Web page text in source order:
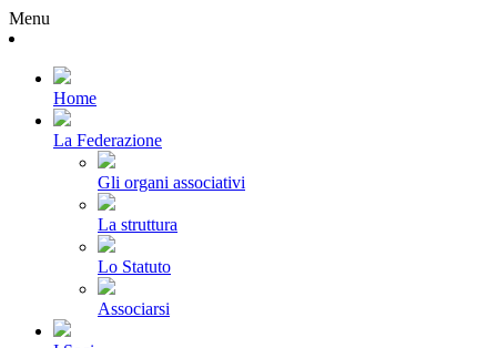
Menu
Home
La Federazione
Gli organi associativi
La struttura
Lo Statuto
Associarsi